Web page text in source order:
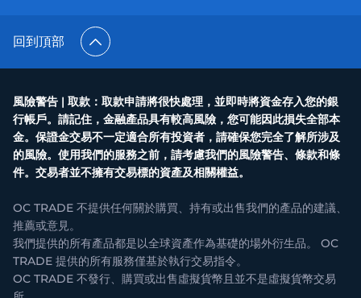
回到頂部
風險警告 | 取款：取款申請將很快處理，並即時將資金存入您的銀
行帳戶。請記住，金融產品具有較高風險，您可能因此損失全部本
金。保證金交易不一定適合所有投資者，請確保您完全了解所涉及
的風險。使用我們的服務之前，請考慮我們的風險警告、條款和條
件。交易者並不擁有交易標的資產及相關權益。
OC TRADE 不提供任何關於購買、持有或出售我們的產品的建議、
推薦或意見。
我們提供的所有產品都是以全球資產作為基礎的場外衍生品。 OC
TRADE 提供的所有服務僅基於執行交易指令。
OC TRADE 不發行、購買或出售虛擬貨幣且並不是虛擬貨幣交易